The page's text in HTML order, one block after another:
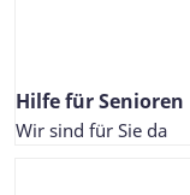
Hilfe für Senioren
Wir sind für Sie da